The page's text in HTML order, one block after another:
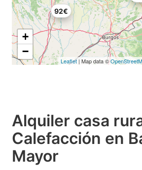
92€
+
−
Leaflet| Map data ©
Alquiler casa
Calefacción en
Mayor